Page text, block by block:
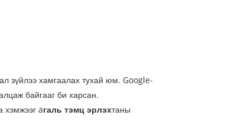
зүйлээ хамгаалах тухай юм. Google-
байгааг би харсан.
хэмжээг aгаль тэмц эрлэхтаны